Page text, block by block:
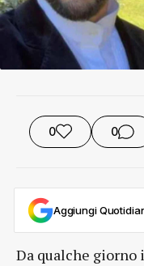
0 0
Aggiungi
Da qualche